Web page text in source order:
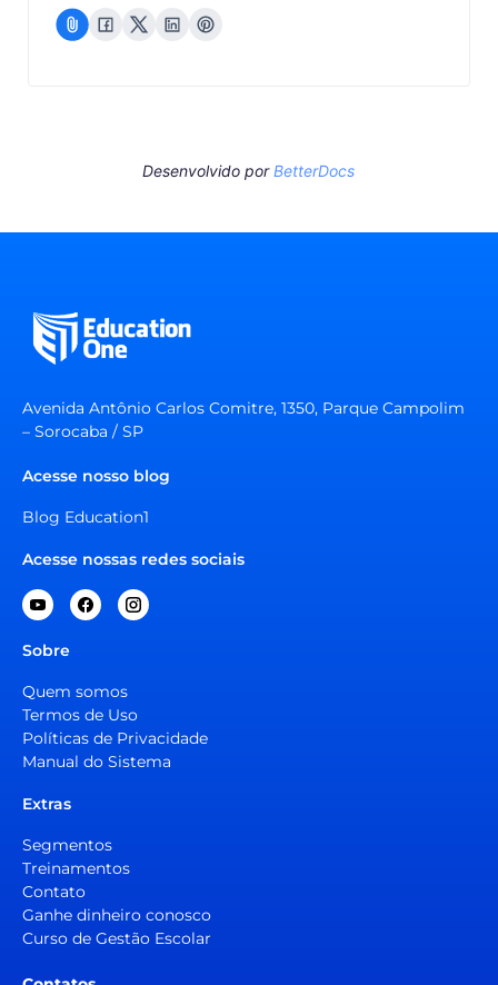
Desenvolvido porBetterDocs
Avenida Antônio Carlos Comitre, 1350, Parque Campolim
– Sorocaba / SP
Acesse nosso blog
Blog Education1
Acesse nossas redes sociais
Sobre
Quem somos
Termos de Uso
Políticas de Privacidade
Manual do Sistema
Extras
Segmentos
Treinamentos
Contato
Ganhe dinheiro conosco
Curso de Gestão Escolar